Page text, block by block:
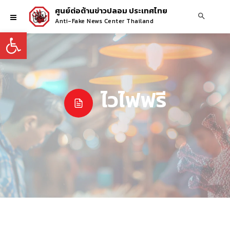
Open toolbar
ศูนย์ต่อต้านข่าวปลอม ประเทศไทย
Anti-Fake News Center Thailand
ไวไฟฟรี